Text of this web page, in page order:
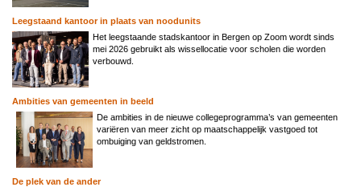
Leegstaand kantoor in plaats van noodunits
Het leegstaande stadskantoor in Bergen op Zoom wordt sinds
mei 2026 gebruikt als wissellocatie voor scholen die worden
verbouwd.
Ambities van gemeenten in beeld
De ambities in de nieuwe collegeprogramma’s van gemeenten
variëren van meer zicht op maatschappelijk vastgoed tot
ombuiging van geldstromen.
De plek van de ander